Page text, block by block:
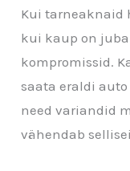
Kui tarneaknaid
kui kaup on
kompromissid.
saata eraldi
need variandid
vähendab